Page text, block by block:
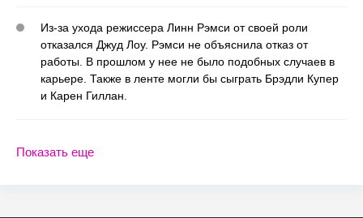
Из-за ухода режиссера Линн Рэмси от своей роли
отказался Джуд Лоу. Рэмси не объяснила отказ от
работы. В прошлом у нее не было подобных случаев в
карьере. Также в ленте могли бы сыграть Брэдли Купер
и Карен Гиллан.
Показать еще